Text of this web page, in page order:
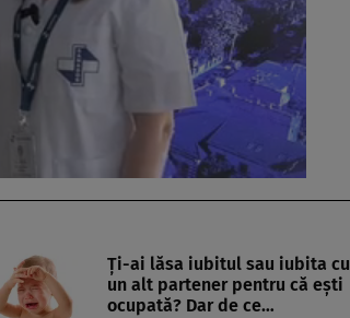
Ți-ai lăsa iubitul sau iubita cu
un alt partener pentru că ești
ocupată? Dar de ce…